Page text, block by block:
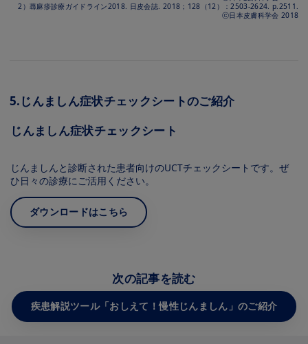
2）蕁麻疹診療ガイドライン2018. 日皮会誌. 2018；128（12）：2503-2624. p.2511.
ⓒ日本皮膚科学会 2018
5.じんましん症状チェックシートのご紹介
じんましん症状チェックシート
じんましんと診断された患者向けのUCTチェックシートです。ぜ
ひ⽇々の診療にご活⽤ください。
ダウンロードはこちら
次の記事を読む
疾患解説ツール「おしえて！慢性じんましん」のご紹介